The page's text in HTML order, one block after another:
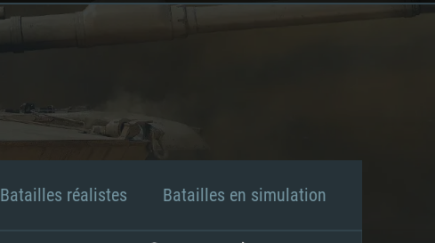
Batailles réalistes Batailles en simulation